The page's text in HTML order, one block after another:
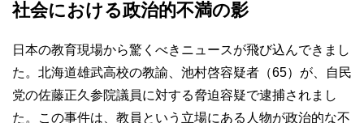
社会における政治的不満の影
日本の教育現場から驚くべきニュースが飛び込んできまし
た。北海道雄武高校の教諭、池村啓容疑者（65）が、自民
党の佐藤正久参院議員に対する脅迫容疑で逮捕されまし
た。この事件は、教員という立場にある人物が政治的な不